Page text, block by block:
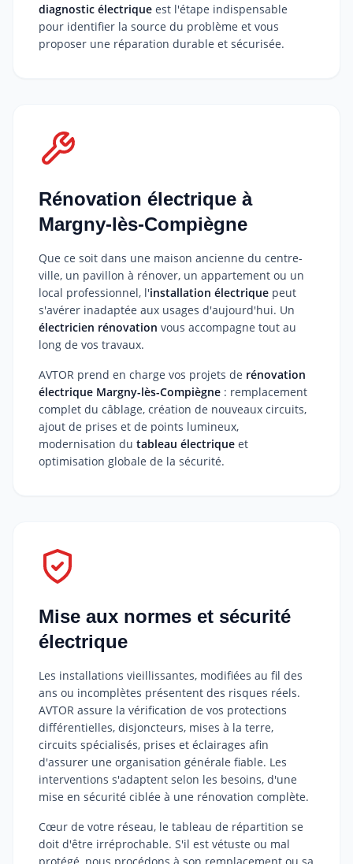
diagnostic électrique est l'étape indispensable
pour identifier la source du problème et vous
proposer une réparation durable et sécurisée.
Rénovation électrique à
Margny-lès-Compiègne
Que ce soit dans une maison ancienne du centre-
ville, un pavillon à rénover, un appartement ou un
local professionnel, l'installation électrique peut
s'avérer inadaptée aux usages d'aujourd'hui. Un
électricien rénovation vous accompagne tout au
long de vos travaux.
AVTOR prend en charge vos projets de rénovation
électrique Margny-lès-Compiègne : remplacement
complet du câblage, création de nouveaux circuits,
ajout de prises et de points lumineux,
modernisation du tableau électrique et
optimisation globale de la sécurité.
Mise aux normes et sécurité
électrique
Les installations vieillissantes, modifiées au fil des
ans ou incomplètes présentent des risques réels.
AVTOR assure la vérification de vos protections
différentielles, disjoncteurs, mises à la terre,
circuits spécialisés, prises et éclairages afin
d'assurer une organisation générale fiable. Les
interventions s'adaptent selon les besoins, d'une
mise en sécurité ciblée à une rénovation complète.
Cœur de votre réseau, le tableau de répartition se
doit d'être irréprochable. S'il est vétuste ou mal
protégé, nous procédons à son remplacement ou sa